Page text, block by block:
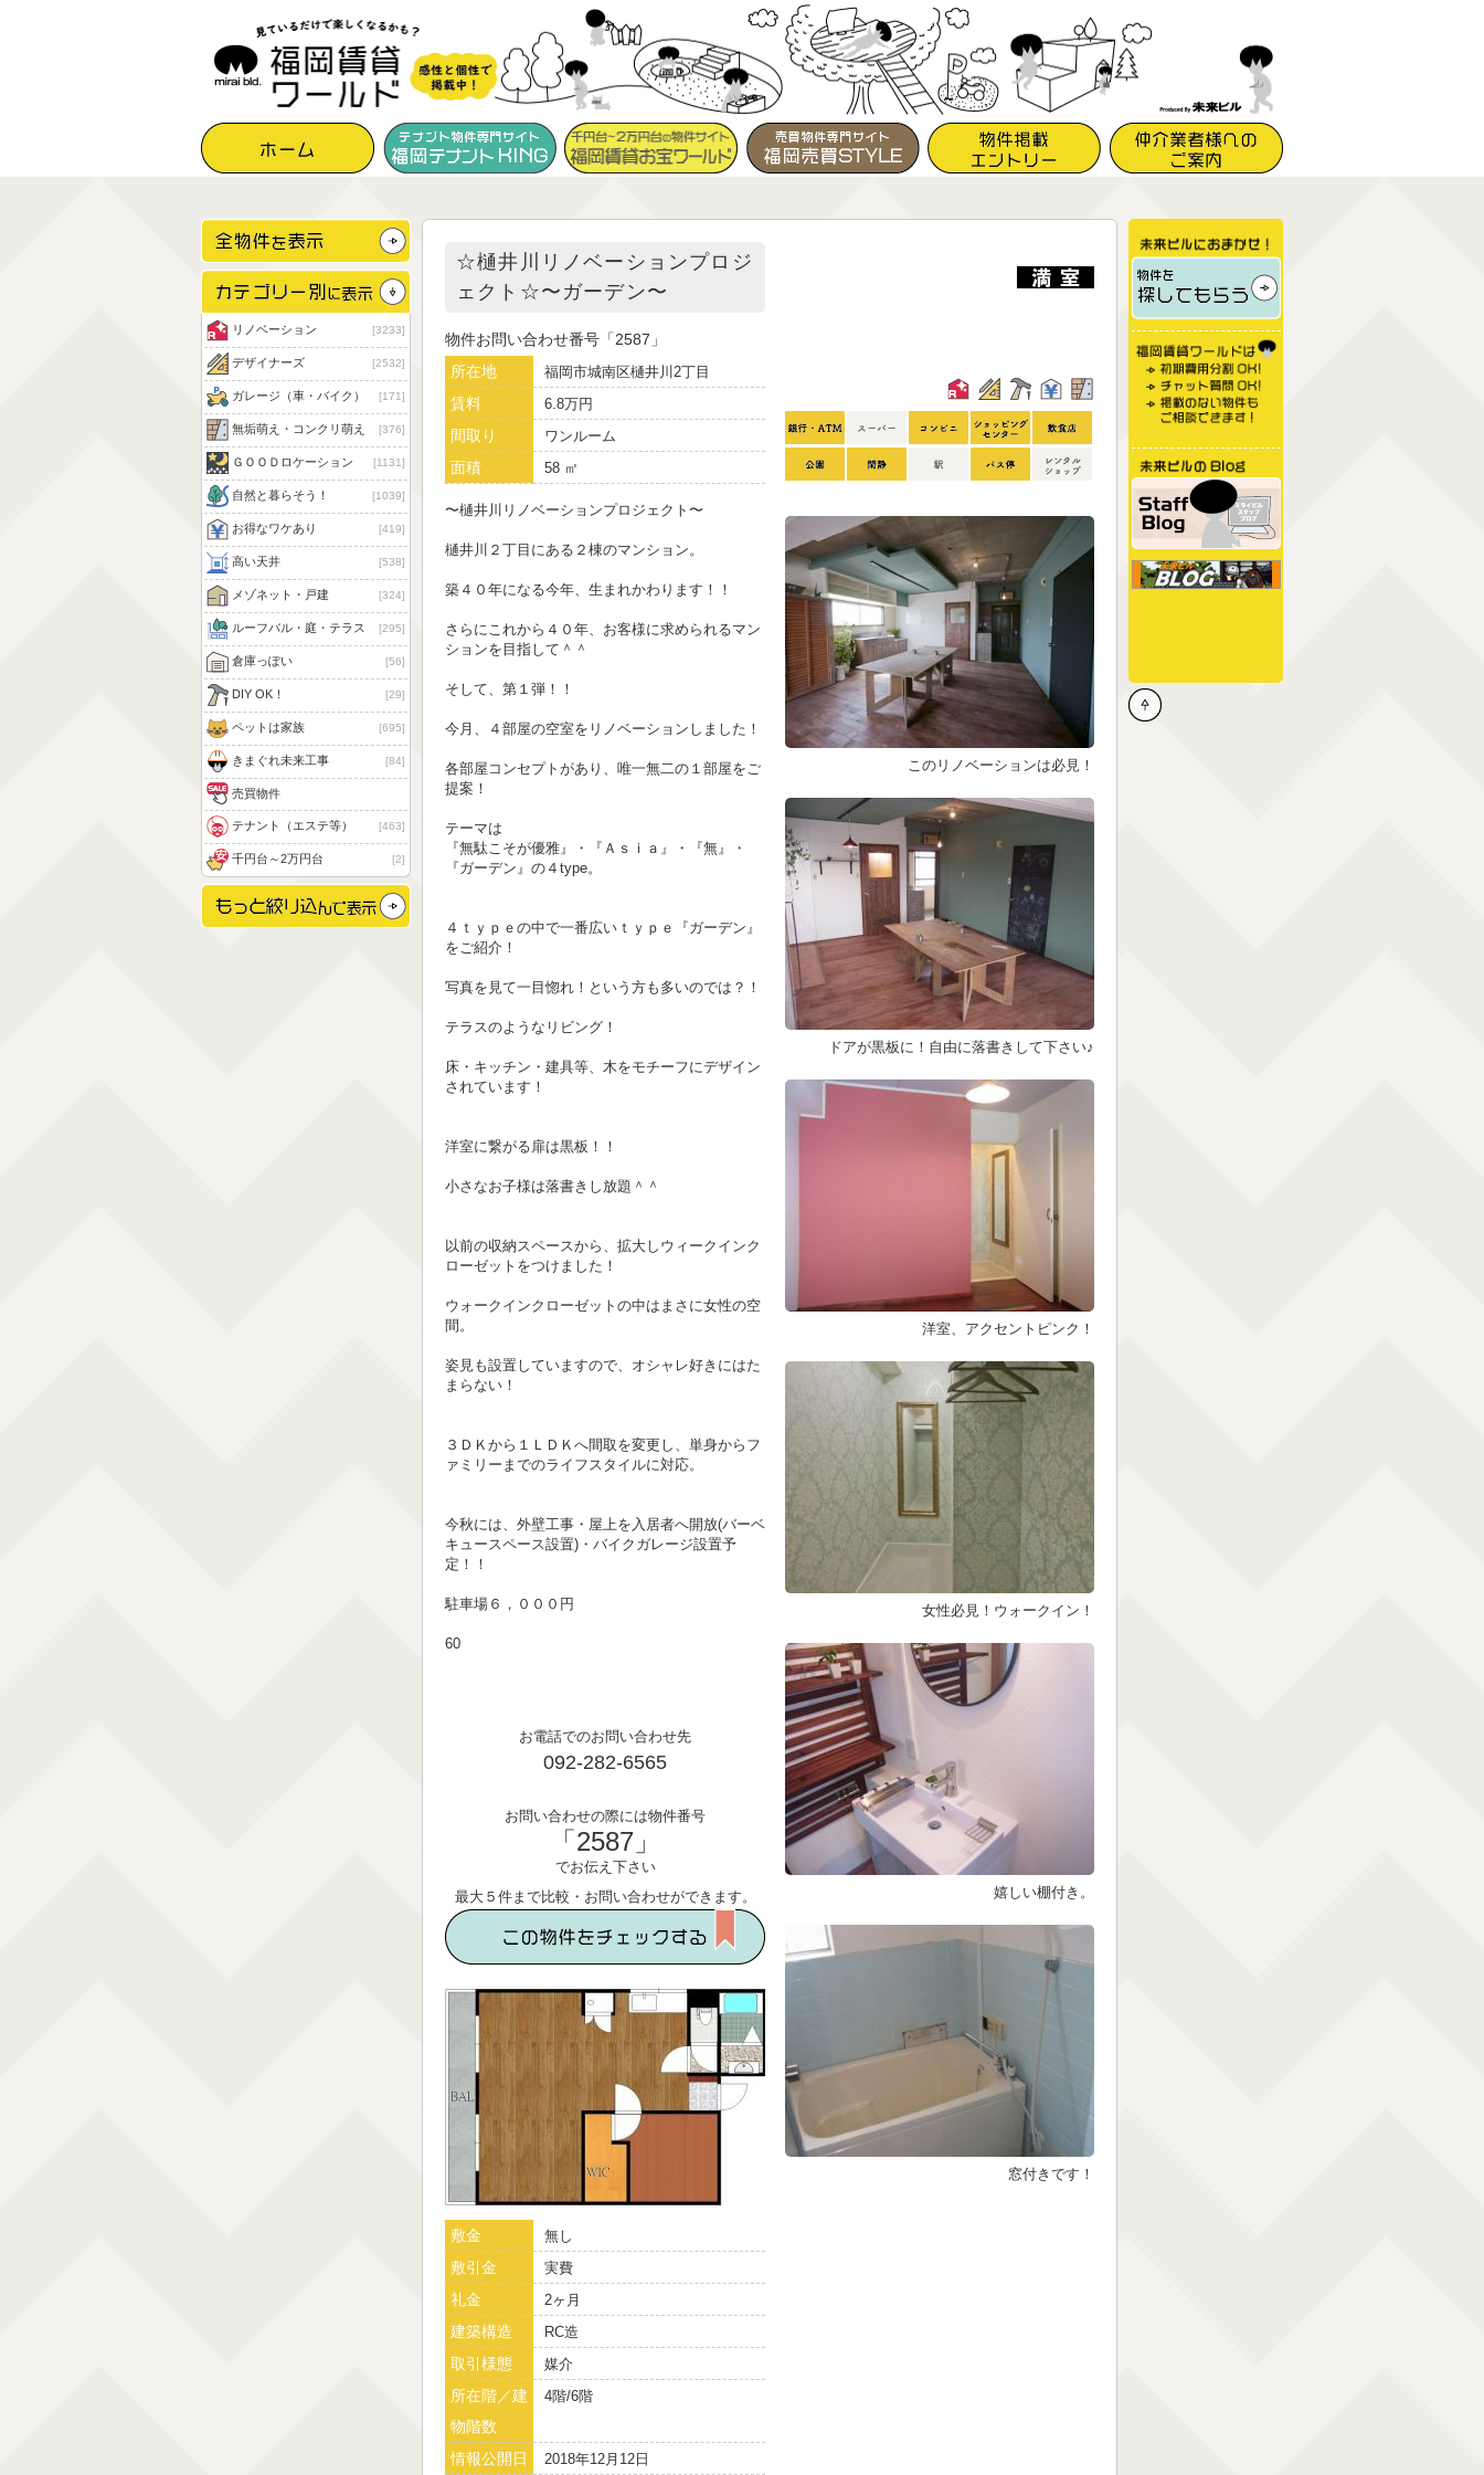
リノベーション 3233
デザイナーズ 2532
ガレージ（車・バイク） 171
無垢萌え・コンクリ萌え 376
ＧＯＯＤロケーション 1131
自然と暮らそう！ 1039
お得なワケあり 419
高い天井 538
メゾネット・戸建 324
ルーフバル・庭・テラス 295
倉庫っぽい 56
DIY OK！ 29
ペットは家族 695
きまぐれ未来工事 84
売買物件
テナント（エステ等） 463
千円台～2万円台 2
☆樋井川リノベーションプロジ
ェクト☆〜ガーデン〜
物件お問い合わせ番号
2587
所在地
福岡市城南区樋井川2丁目
賃料 6.8万円
間取り ワンルーム
面積 58 ㎡
〜樋井川リノベーションプロジェクト〜
樋井川２丁目にある２棟のマンション。
築４０年になる今年、生まれかわります！！
さらにこれから４０年、お客様に求められるマン
ションを目指して＾＾
そして、第１弾！！
今月、４部屋の空室をリノベーションしました！
各部屋コンセプトがあり、唯一無二の１部屋をご
提案！
テーマは
『無駄こそが優雅』・『Ａｓｉａ』・『無』・
『ガーデン』の４type。
４ｔｙｐｅの中で一番広いｔｙｐｅ『ガーデン』
をご紹介！
写真を見て一目惚れ！という方も多いのでは？！
テラスのようなリビング！
床・キッチン・建具等、木をモチーフにデザイン
されています！
洋室に繋がる扉は黒板！！
小さなお子様は落書きし放題＾＾
以前の収納スペースから、拡大しウィークインク
ローゼットをつけました！
ウォークインクローゼットの中はまさに女性の空
間。
姿見も設置していますので、オシャレ好きにはた
まらない！
３ＤＫから１ＬＤＫへ間取を変更し、単身からフ
ァミリーまでのライフスタイルに対応。
今秋には、外壁工事・屋上を入居者へ開放(バーベ
キュースペース設置)・バイクガレージ設置予
定！！
駐車場６，０００円
60
お電話でのお問い合わせ先
092-282-6565
お問い合わせの際には物件番号
「2587」
でお伝え下さい
最大５件まで比較・お問い合わせができます。
敷金 無し
敷引金 実費
礼金 2ヶ月
建築構造 RC造
取引様態 媒介
所在階／建
物階数
4階/6階
情報公開日 2018年12月12日
このリノベーションは必見！
ドアが黒板に！自由に落書きして下さい♪
洋室、アクセントピンク！
女性必見！ウォークイン！
嬉しい棚付き。
窓付きです！